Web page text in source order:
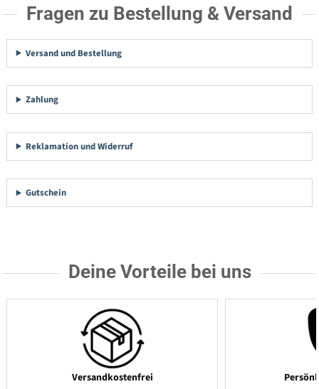
Fragen zu Bestellung & Versand
Versand und Bestellung
Zahlung
Reklamation und Widerruf
Gutschein
Deine Vorteile bei uns
Versandkostenfrei